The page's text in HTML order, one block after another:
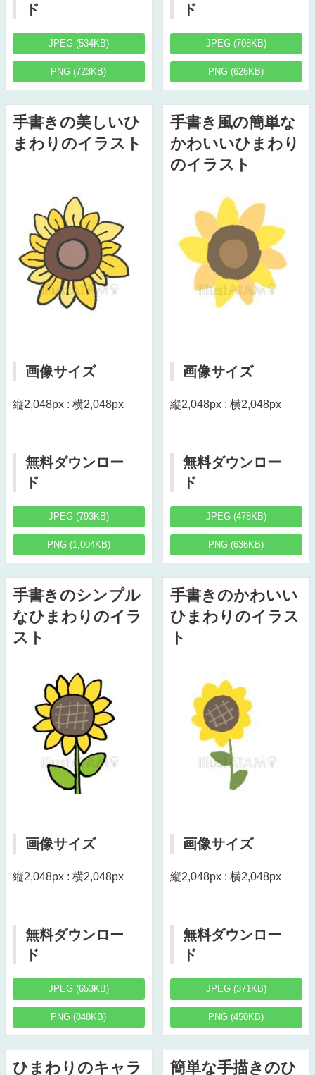
ド
JPEG (534KB)
PNG (723KB)
ド
JPEG (708KB)
PNG (626KB)
手書きの美しいひ
まわりのイラスト
画像サイズ
縦2,048px : 横2,048px
無料ダウンロー
ド
JPEG (793KB)
PNG (1,004KB)
手書き風の簡単な
かわいいひまわり
のイラスト
画像サイズ
縦2,048px : 横2,048px
無料ダウンロー
ド
JPEG (478KB)
PNG (636KB)
手書きのシンプル
なひまわりのイラ
スト
画像サイズ
縦2,048px : 横2,048px
無料ダウンロー
ド
JPEG (653KB)
PNG (848KB)
手書きのかわいい
ひまわりのイラス
ト
画像サイズ
縦2,048px : 横2,048px
無料ダウンロー
ド
JPEG (371KB)
PNG (450KB)
ひまわりのキャラ 簡単な手描きのひ